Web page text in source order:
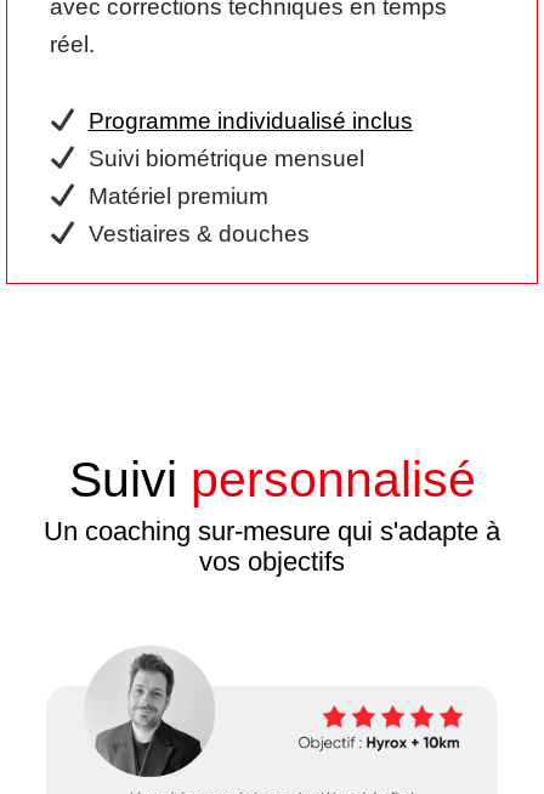
avec corrections techniques en temps
réel.
Programme individualisé inclus
Suivi biométrique mensuel
Matériel premium
Vestiaires & douches
Suivi personnalisé
Un coaching sur-mesure qui s'adapte à
vos objectifs